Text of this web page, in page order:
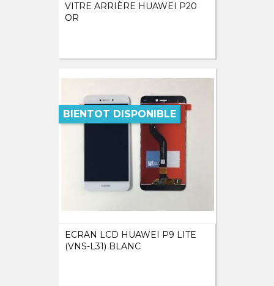
VITRE ARRIÈRE HUAWEI P20
OR
ECRAN LCD HUAWEI P9 LITE
(VNS-L31) BLANC
BIENTOT DISPONIBLE